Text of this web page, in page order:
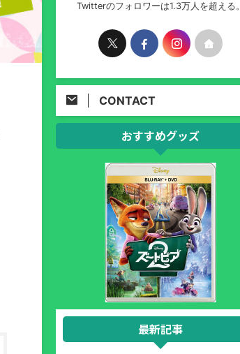
Twitterのフォロワーは1.3万人を超える。
CONTACT
おすすめグッズ
最新記事